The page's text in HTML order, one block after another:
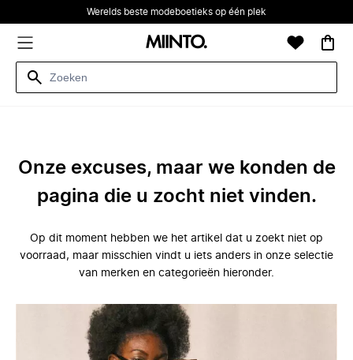
Werelds beste modeboetieks op één plek
Onze excuses, maar we konden de
pagina die u zocht niet vinden.
Op dit moment hebben we het artikel dat u zoekt niet op
voorraad, maar misschien vindt u iets anders in onze selectie
van merken en categorieën hieronder.